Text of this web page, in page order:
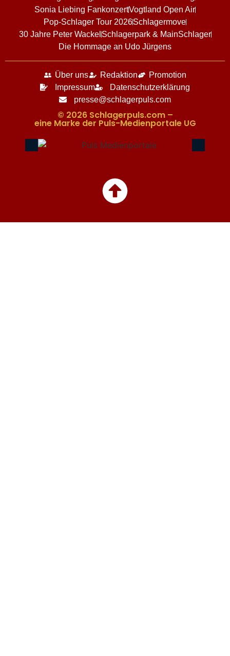
Sonia Liebing FankonzertVogtland Open Air
Pop-Schlager Tour 2026Schlagermove
30 Jahre Peter Wackel Schlagerpark & MainSchlager
Die Hommage an Udo Jürgens
Über uns Redaktion
Promotion
Impressum
Datenschutzerklärung
presse@schlagerpuls.com
© 2026 Schlagerpuls.com –
eine Marke der Puls-Medienportale UG​